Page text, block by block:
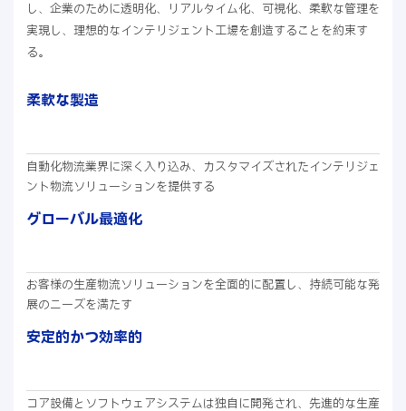
し、企業のために透明化、リアルタイム化、可視化、柔軟な管理を
実現し、理想的なインテリジェント工場を創造することを約束す
る。
柔軟な製造
自動化物流業界に深く入り込み、カスタマイズされたインテリジェ
ント物流ソリューションを提供する
グローバル最適化
お客様の生産物流ソリューションを全面的に配置し、持続可能な発
展のニーズを満たす
安定的かつ効率的
コア設備とソフトウェアシステムは独自に開発され、先進的な生産